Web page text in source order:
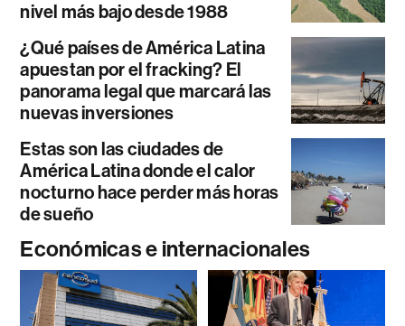
nivel más bajo desde 1988
¿Qué países de América Latina
apuestan por el fracking? El
panorama legal que marcará las
nuevas inversiones
Estas son las ciudades de
América Latina donde el calor
nocturno hace perder más horas
de sueño
Económicas e internacionales